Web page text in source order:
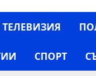
СПОРТ